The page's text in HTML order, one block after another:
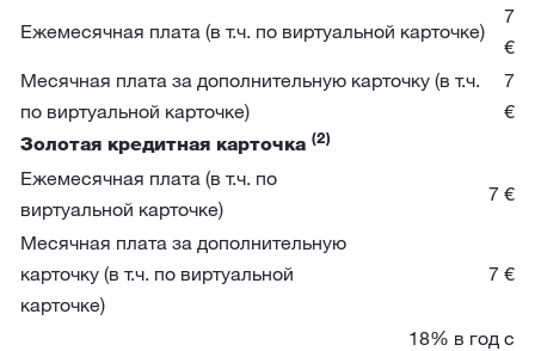
Ежемесячная плата (в т.ч. по виртуальной карточке)
7
€
Месячная плата за дополнительную карточку (в т.ч.
по виртуальной карточке)
7
€
Золотая кредитная карточка (2)
Ежемесячная плата (в т.ч. по
виртуальной карточке)
7 €
Месячная плата за дополнительную
карточку (в т.ч. по виртуальной
карточке)
7 €
18% в год с